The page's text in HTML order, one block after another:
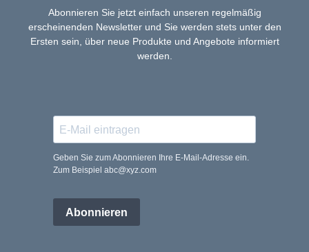
Abonnieren Sie jetzt einfach unseren regelmäßig
erscheinenden Newsletter und Sie werden stets unter den
Ersten sein, über neue Produkte und Angebote informiert
werden.
Geben Sie zum Abonnieren Ihre E-Mail-Adresse ein.
Zum Beispiel abc@xyz.com
Abonnieren